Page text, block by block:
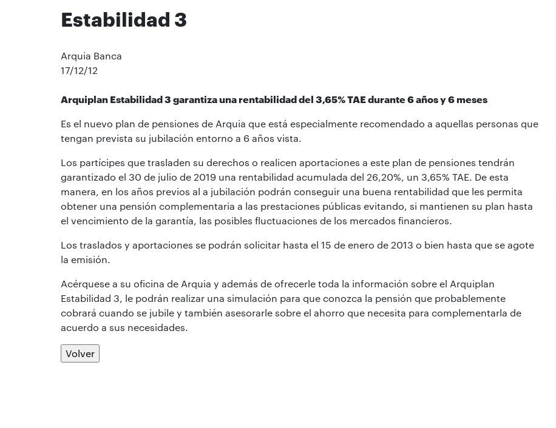
Estabilidad 3
Arquia Banca
17/12/12
Arquiplan Estabilidad 3 garantiza una rentabilidad del 3,65% TAE durante 6 años y 6 meses
Es el nuevo plan de pensiones de Arquia que está especialmente recomendado a aquellas personas que
tengan prevista su jubilación entorno a 6 años vista.
Los partícipes que trasladen su derechos o realicen aportaciones a este plan de pensiones tendrán
garantizado el 30 de julio de 2019 una rentabilidad acumulada del 26,20%, un 3,65% TAE. De esta
manera, en los años previos al a jubilación podrán conseguir una buena rentabilidad que les permita
obtener una pensión complementaria a las prestaciones públicas evitando, si mantienen su plan hasta
el vencimiento de la garantía, las posibles fluctuaciones de los mercados financieros.
Los traslados y aportaciones se podrán solicitar hasta el 15 de enero de 2013 o bien hasta que se agote
la emisión.
Acérquese a su oficina de Arquia y además de ofrecerle toda la información sobre el Arquiplan
Estabilidad 3, le podrán realizar una simulación para que conozca la pensión que probablemente
cobrará cuando se jubile y también asesorarle sobre el ahorro que necesita para complementarla de
acuerdo a sus necesidades.
Volver